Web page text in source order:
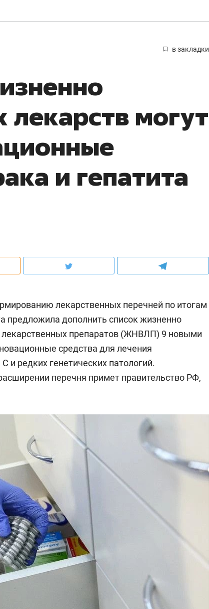
в закладки
могут
и гепатита
лекарственных перечней по итогам
предложила дополнить список жизненно
препаратов (ЖНВЛП) 9 новыми
средства для лечения
и редких генетических патологий.
перечня примет правительство РФ,